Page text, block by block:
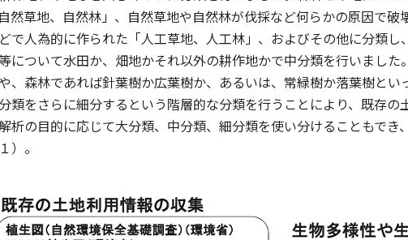
然草地、自然林」、自然草地や自然林が伐採など何らかの原因で
で人為的に作られた「人工草地、人工林」、およびその他に分類
について水田か、畑地かそれ以外の耕作地かで中分類を行いまし
、森林であれば針葉樹か広葉樹か、あるいは、常緑樹か落葉樹と
類をさらに細分するという階層的な分類を行うことにより、既存
析の目的に応じて大分類、中分類、細分類を使い分けることもでき
）。